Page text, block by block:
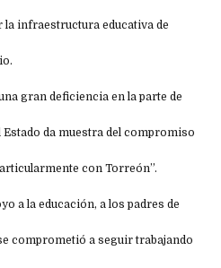
infraestructura educativa de
gran deficiencia en la parte de
Estado da muestra del compromiso
con Torreón”.
a la educación, a los padres de
comprometió a seguir trabajando